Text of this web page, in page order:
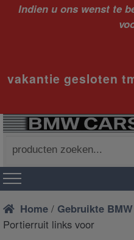
Indien u ons wenst te
vakantie gesloten
naar:
Home / Gebruikte
Portierruit links voor